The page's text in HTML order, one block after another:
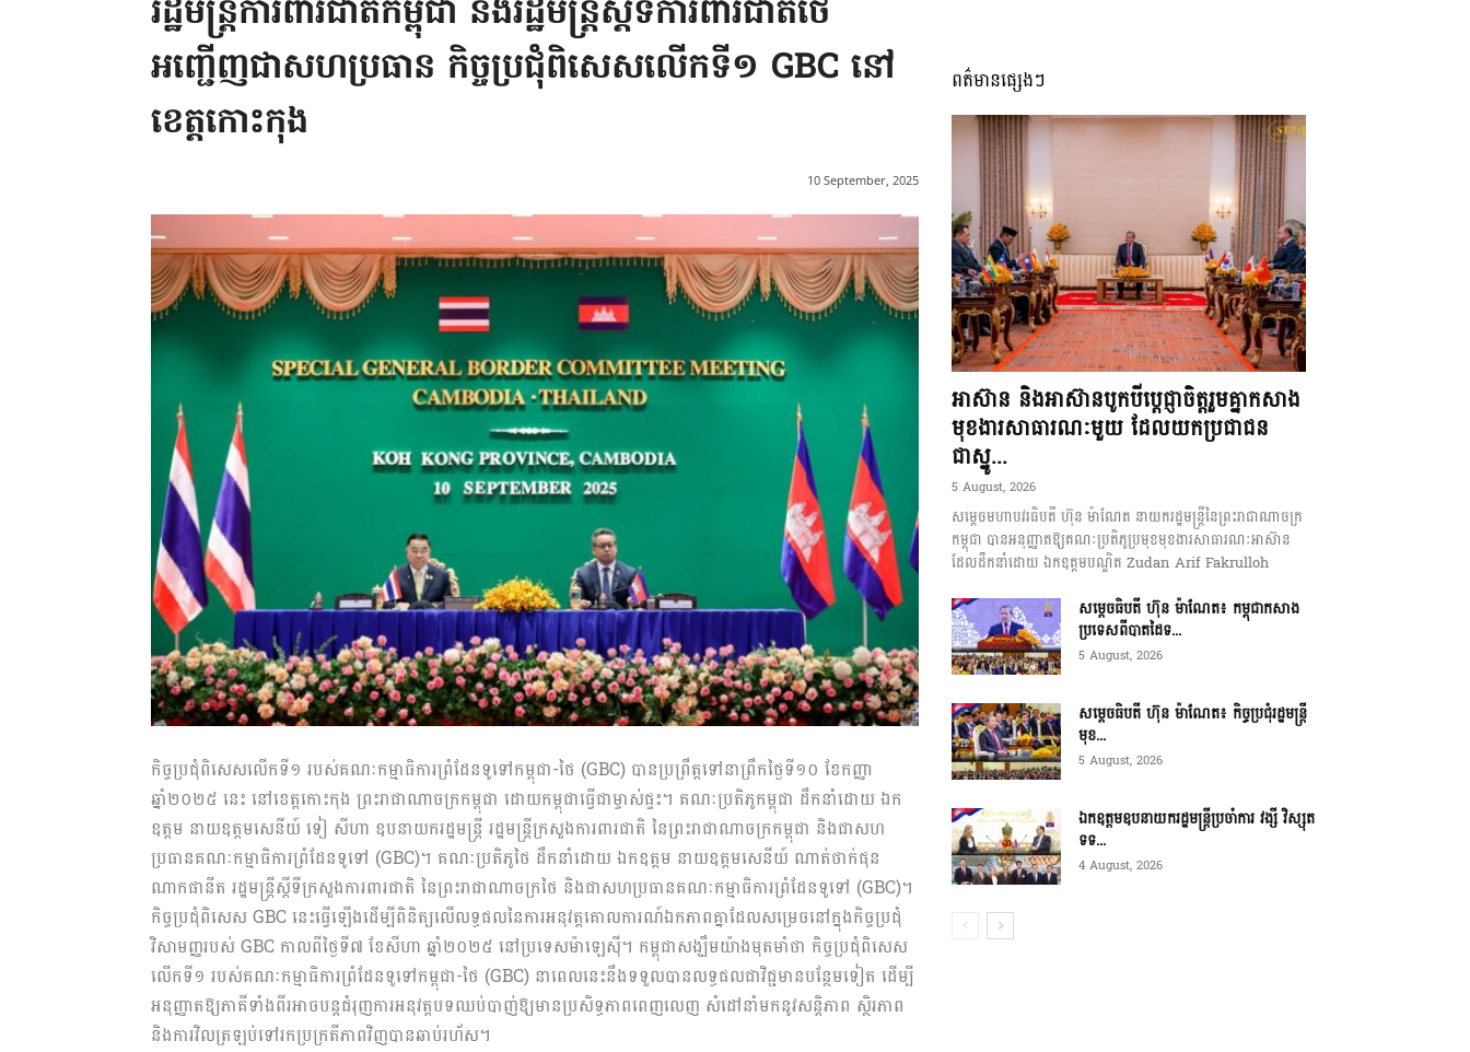
ភាព​
និង
ប្រតិកម្ម
រហ័ស
រដ្ឋមន្ត្រីការពារជាតិកម្ពុជា និងរដ្ឋមន្ត្រីស្តីទីការពារជាតិថៃ
អញ្ជើញជាសហប្រធាន កិច្ចប្រជុំពិសេសលើកទី១ GBC នៅ
ខេត្តកោះកុង
10 September, 2025
កិច្ចប្រជុំពិសេសលើកទី១ របស់គណៈកម្មាធិការ​ព្រំដែន​ទូទៅ​កម្ពុជា​-ថៃ (GBC) បានប្រព្រឹត្តទៅនាព្រឹកថ្ងៃទី១០ ខែកញ្ញា
ឆ្នាំ២០២៥ នេះ នៅខេត្តកោះកុង ព្រះរាជាណាចក្រកម្ពុជា ដោយ​កម្ពុជាធ្វើជាម្ចាស់ផ្ទះ។ គណៈប្រតិភូកម្ពុជា ដឹកនាំដោយ ឯក
ឧត្តម នាយឧត្តមសេនីយ៍ ទៀ សីហា ឧបនាយករដ្ឋមន្ត្រី រដ្ឋមន្ត្រី​ក្រសួងការពារជាតិ នៃព្រះរាជាណាចក្រកម្ពុជា និងជាសហ
ប្រធានគណៈកម្មាធិការព្រំដែនទូទៅ (GBC)។ គណៈប្រតិភូថៃ ដឹកនាំដោយ ឯកឧត្តម នាយឧត្តមសេនីយ៍ ណាត់ថាក់ផុន
ណាកផានីត រដ្ឋមន្ត្រីស្តីទីក្រសួងការពារជាតិ នៃព្រះរាជាណាចក្រថៃ និងជាសហ​ប្រធាន​គណៈ​កម្មាធិការ​ព្រំដែនទូទៅ (GBC)។
កិច្ចប្រជុំពិសេស GBC នេះធ្វើ​ឡើង​ដើម្បី​ពិនិត្យលើលទ្ធផលនៃការអនុវត្តគោលការណ៍ឯកភាពគ្នាដែលសម្រេចនៅក្នុងកិច្ចប្រជុំ
វិសាមញ្ញរបស់ GBC កាលពីថ្ងៃទី៧ ខែសីហា ឆ្នាំ២០២៥ នៅប្រទេសម៉ាឡេស៊ី។ កម្ពុជាសង្ឃឹមយ៉ាងមុតមាំថា កិច្ចប្រជុំពិសេស
លើកទី១ របស់គណៈកម្មាធិការព្រំដែនទូទៅកម្ពុជា-ថៃ (GBC) នាពេលនេះនឹងទទួលបានលទ្ធផលជាវិជ្ជមានបន្ថែមទៀត ដើម្បី
អនុញ្ញាតឱ្យភាគីទាំងពីរអាចបន្តជំរុញការអនុវត្តបទឈប់បាញ់ឱ្យមានប្រសិទ្ធភាពពេញលេញ សំដៅនាំមកនូវសន្តិភាព ស្ថិរភាព
និងការវិលត្រឡប់ទៅរកប្រក្រតីភាពវិញបានឆាប់រហ័ស។
ពត៌មានផ្សេងៗ
អាស៊ាន និងអាស៊ានបូកបីប្តេជ្ញាចិត្តរួមគ្នាកសាង
មុខងារសាធារណៈមួយ ដែលយកប្រជាជន
ជាស្នូ...
5 August, 2026
សម្តេចមហាបវរធិបតី ហ៊ុន ម៉ាណែត នាយករដ្ឋមន្ត្រីនៃព្រះរាជាណាចក្រ
កម្ពុជា បានអនុញ្ញាតឱ្យគណៈប្រតិភូប្រមុខមុខងារសាធារណៈអាស៊ាន
ដែលដឹកនាំដោយ ឯកឧត្តមបណ្ឌិត Zudan Arif Fakrulloh
សម្ដេចធិបតី ហ៊ុន ម៉ាណែត៖ កម្ពុជាកសាង
ប្រទេសពីបាតដៃទ...
5 August, 2026
សម្ដេចធិបតី ហ៊ុន ម៉ាណែត៖ កិច្ចប្រជុំរដ្ឋមន្ត្រី
មុខ...
5 August, 2026
ឯកឧត្តមឧបនាយករដ្ឋមន្ត្រីប្រចាំការ វង្សី វិស្សុត
ទទ...
4 August, 2026